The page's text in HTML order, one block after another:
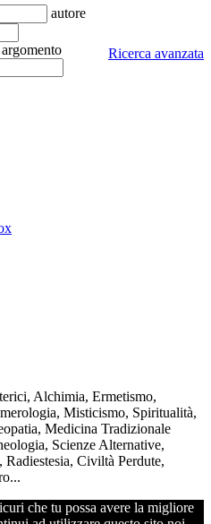
autore
Ricerca avanzata
Alchimia, Ermetismo,
Misticismo, Spiritualità,
Medicina Tradizionale
Scienze Alternative,
Civiltà Perdute,
che tu possa avere la migliore